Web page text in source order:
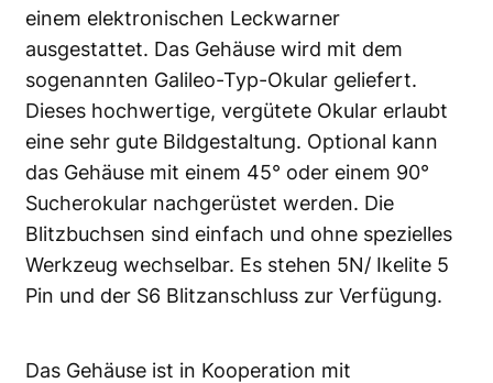
einem elektronischen Leckwarner
ausgestattet. Das Gehäuse wird mit dem
sogenannten Galileo-Typ-Okular geliefert.
Dieses hochwertige, vergütete Okular erlaubt
eine sehr gute Bildgestaltung. Optional kann
das Gehäuse mit einem 45° oder einem 90°
Sucherokular nachgerüstet werden. Die
Blitzbuchsen sind einfach und ohne spezielles
Werkzeug wechselbar. Es stehen 5N/ Ikelite 5
Pin und der S6 Blitzanschluss zur Verfügung.
Das Gehäuse ist in Kooperation mit